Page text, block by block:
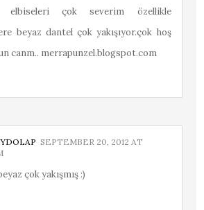
elbiseleri çok severim özellikle
beyaz dantel çok yakışıyor.çok hoş
canm.. merrapunzel.blogspot.com
SEPTEMBER 20, 2012 AT
çok yakışmış :)